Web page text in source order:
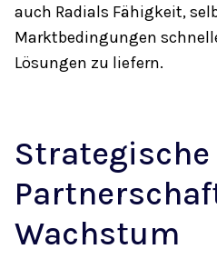
auch Radials Fähigkeit,
Marktbedingungen
Lösungen zu liefern.
Strategische
Wachstum